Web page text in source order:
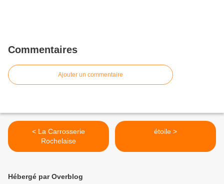
Commentaires
Ajouter un commentaire
< La Carrosserie
Rochelaise
étoile >
Hébergé par Overblog